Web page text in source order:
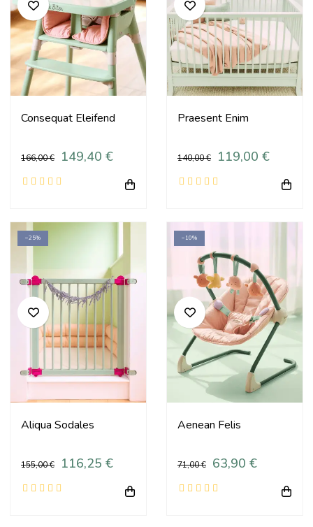
Consequat Eleifend
166,00 € 149,40 €
Praesent Enim
140,00 € 119,00 €
−25%
Aliqua Sodales
155,00 € 116,25 €
−10%
Aenean Felis
71,00 € 63,90 €